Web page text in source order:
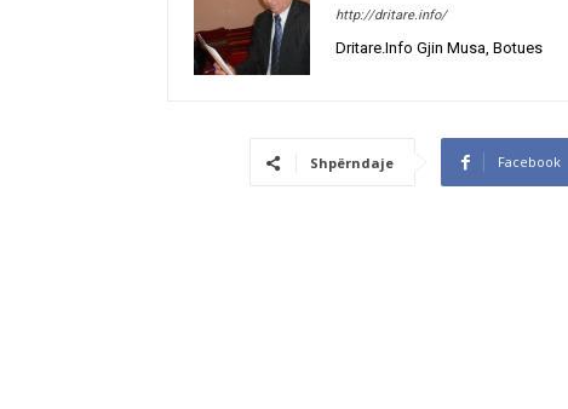
http://dritare.info/
Dritare.Info Gjin Musa, Botues
Shpërndaje Facebook